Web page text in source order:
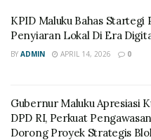
KPID Maluku Bahas Startegi
Penyiaran Lokal Di Era
BY ADMIN APRIL 14, 2026 0
Gubernur Maluku Apresiasi
DPD RI, Perkuat
Dorong Proyek Strategis